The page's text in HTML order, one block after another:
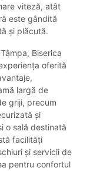
viteză, atât
este gândită
și plăcută.
Biserica
oferită
largă de
griji, precum
și
o sală destinată
facilități
și servicii de
pentru confortul